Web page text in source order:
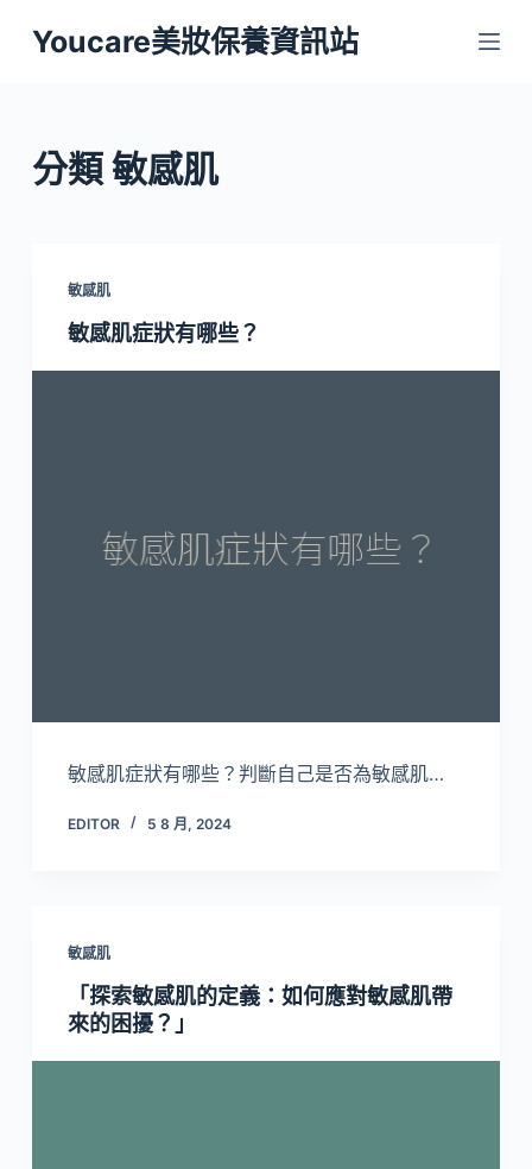
跳
至
內
容
Youcare美妝保養資訊站
分類敏感肌
敏感肌
敏感肌症狀有哪些？
敏感肌症狀有哪些？判斷自己是否為敏感肌…
EDITOR 5 8 月, 2024
敏感肌
「探索敏感肌的定義：如何應對敏感肌帶
來的困擾？」